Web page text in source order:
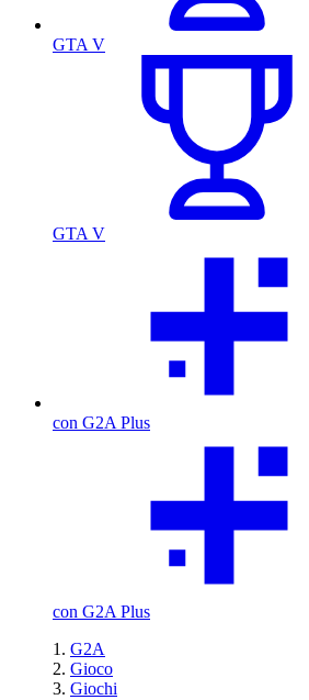
GTA V
GTA V
con G2A Plus
con G2A Plus
G2A
Gioco
Giochi